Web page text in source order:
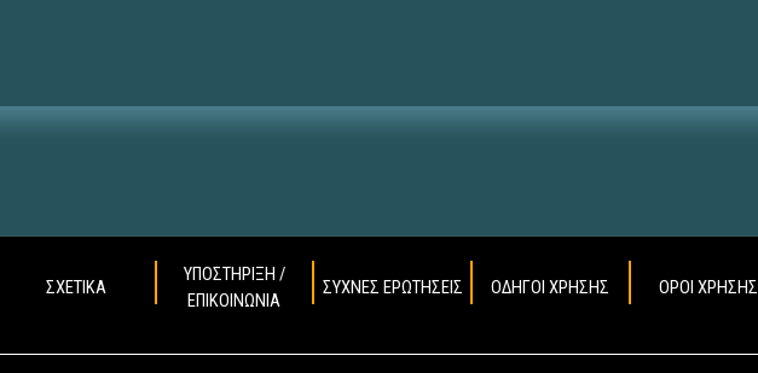
ΣΧΕΤΙΚΑ
ΥΠΟΣΤΗΡΙΞΗ /
ΕΠΙΚΟΙΝΩΝΙΑ
ΣΥΧΝΕΣ ΕΡΩΤΗΣΕΙΣ ΟΔΗΓΟΙ ΧΡΗΣΗΣ ΟΡΟΙ ΧΡΗΣΗΣ